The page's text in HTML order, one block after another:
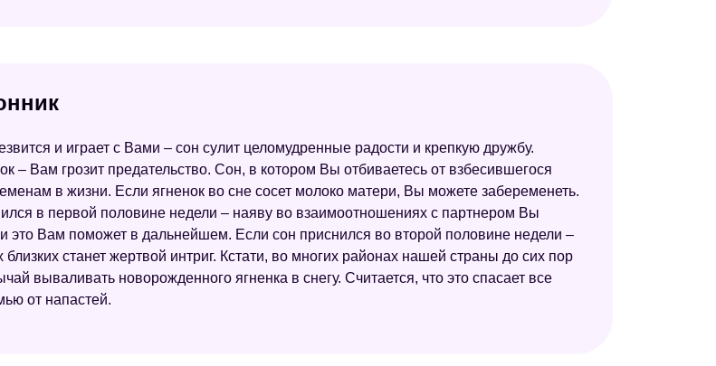
и играет с Вами – сон сулит целомудренные радости и крепкую дружбу.
– Вам грозит предательство. Сон, в котором Вы отбиваетесь от взбесившегося
в жизни. Если ягненок во сне сосет молоко матери, Вы можете забеременеть.
в первой половине недели – наяву во взаимоотношениях с партнером Вы
и это Вам поможет в дальнейшем. Если сон приснился во второй половине недели –
близких станет жертвой интриг. Кстати, во многих районах нашей страны до сих пор
вываливать новорожденного ягненка в снегу. Считается, что это спасает все
от напастей.